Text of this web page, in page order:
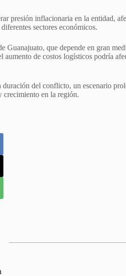
presión inflacionaria en la entidad,
sectores económicos.
Guanajuato, que depende en gran
de costos logísticos podría
del conflicto, un escenario
crecimiento en la región.